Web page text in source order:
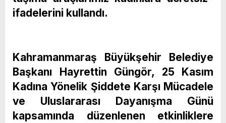
ifadelerini kullandı.
Kahramanmaraş Büyükşehir Belediye
Başkanı Hayrettin Güngör, 25 Kasım
Kadına Yönelik Şiddete Karşı Mücadele
ve Uluslararası Dayanışma Günü
kapsamında düzenlenen etkinliklere